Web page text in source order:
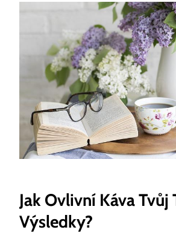
Jak Ovlivní Káva Tvůj
‌výsledky?